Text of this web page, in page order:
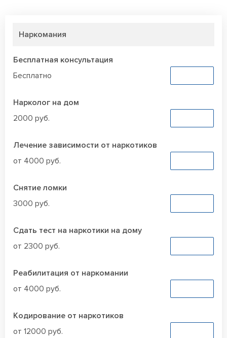
Наркомания
Бесплатная консультация
Бесплатно
Нарколог на дом
2000 руб.
Лечение зависимости от наркотиков
от 4000 руб.
Снятие ломки
3000 руб.
Сдать тест на наркотики на дому
от 2300 руб.
Реабилитация от наркомании
от 4000 руб.
Кодирование от наркотиков
от 12000 руб.